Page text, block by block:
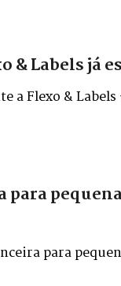
& Labels já
Flexo &
para